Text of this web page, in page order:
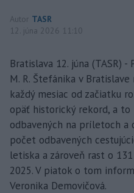
Autor TASR
12. júna 2026 11:10
Bratislava 12. júna (TASR)
M. R. Štefánika v
každý mesiac od začiatku
opäť historický rekord, a to
odbavených na príletoch a
počet odbavených
letiska a zároveň rast o
2025. V piatok o tom
Veronika Demovičová.